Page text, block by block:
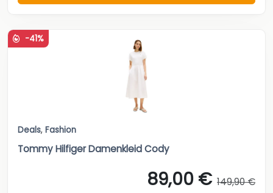
-41%
Deals, Fashion
Tommy Hilfiger Damenkleid Cody
89,00 € 149,90 €